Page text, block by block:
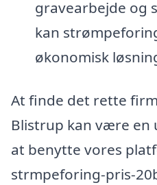
gravearbejde og
kan
økonomisk
At finde det rette
Blistrup kan være en
at benytte vores
strmpeforing-pris-